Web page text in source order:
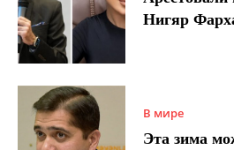
Нигяр
В мире
Эта зима